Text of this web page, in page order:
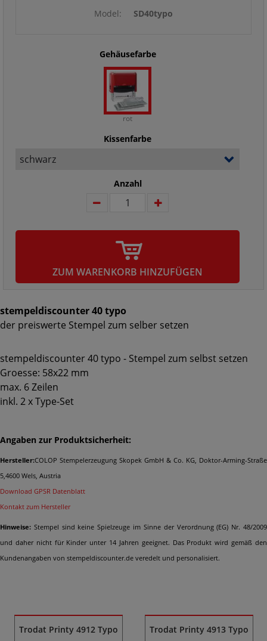
Model: SD40typo
Gehäusefarbe
rot
Kissenfarbe
Anzahl
ZUM WARENKORB HINZUFÜGEN
stempeldiscounter 40 typo
der preiswerte Stempel zum selber setzen
stempeldiscounter 40 typo - Stempel zum selbst setzen
Groesse: 58x22 mm
max. 6 Zeilen
inkl. 2 x Type-Set
Angaben zur Produktsicherheit:
Hersteller:COLOP Stempelerzeugung Skopek GmbH & Co. KG, Doktor-Arming-Straße
5,4600 Wels, Austria
Download GPSR Datenblatt
Kontakt zum Hersteller
Hinweise: Stempel sind keine Spielzeuge im Sinne der Verordnung (EG) Nr. 48/2009
und daher nicht für Kinder unter 14 Jahren geeignet. Das Produkt wird gemäß den
Kundenangaben von stempeldiscounter.de veredelt und personalisiert.
Trodat Printy 4912 Typo Trodat Printy 4913 Typo